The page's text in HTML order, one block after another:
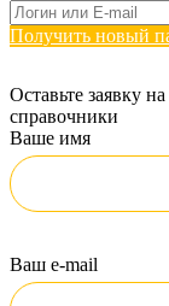
Получить новый
Оставьте заявку
справочники
Ваше имя
Ваш e-mail